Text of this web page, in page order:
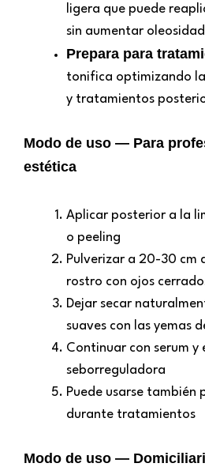
ligera que puede
sin aumentar oleosidad
Prepara para
tonifica optimizando
y tratamientos
Modo de uso — Para
estética
Aplicar posterior a la
o peeling
Pulverizar a 20-30 cm
rostro con ojos
Dejar secar
suaves con las yemas
Continuar con serum y
seborreguladora
Puede usarse también
durante tratamientos
Modo de uso —